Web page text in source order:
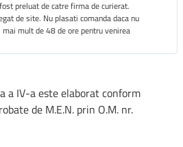
preluat de catre firma de curierat.
de site. Nu plasati comanda daca nu
mult de 48 de ore pentru venirea
a IV-a este elaborat conform
de M.E.N. prin O.M. nr.